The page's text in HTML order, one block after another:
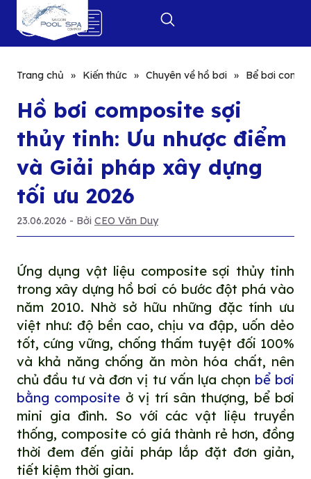
0
Trang chủ » Kiến thức » Chuyên về hồ bơi » Bể bơi
Hồ bơi composite sợi
thủy tinh: Ưu nhược điểm
và Giải pháp xây dựng
tối ưu 2026
23.06.2026 - Bởi CEO Văn Duy
Ứng dụng vật liệu composite sợi thủy tinh
trong xây dựng hồ bơi có bước đột phá vào
năm 2010. Nhờ sở hữu những đặc tính ưu
việt như: độ bền cao, chịu va đập, uốn dẻo
tốt, cứng vững, chống thấm tuyệt đối 100%
và khả năng chống ăn mòn hóa chất, nên
chủ đầu tư và đơn vị tư vấn lựa chọn bể bơi
bằng composite ở vị trí sân thượng, bể bơi
mini gia đình. So với các vật liệu truyền
thống, composite có giá thành rẻ hơn, đồng
thời đem đến giải pháp lắp đặt đơn giản,
tiết kiệm thời gian.